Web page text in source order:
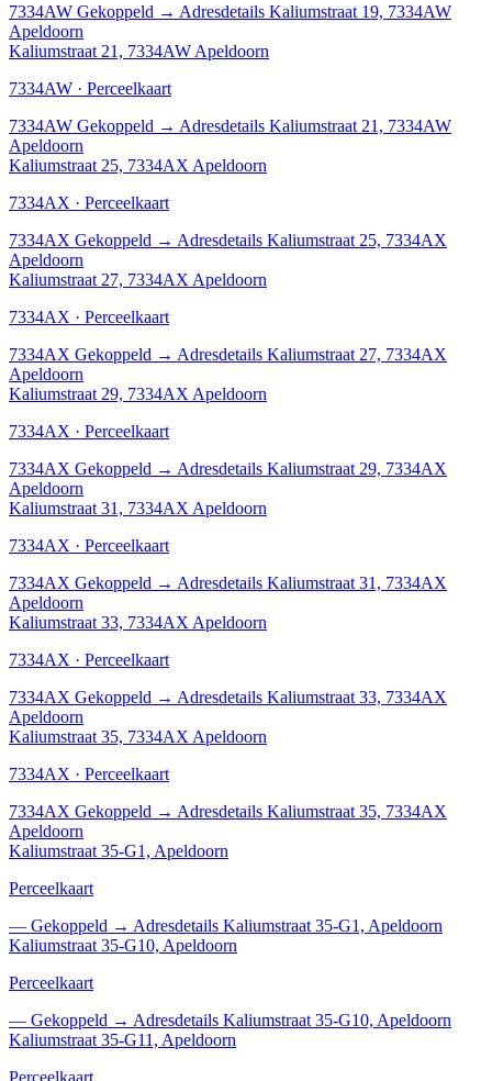
7334AW Gekoppeld → Adresdetails Kaliumstraat 19, 7334AW
Apeldoorn
Kaliumstraat 21, 7334AW Apeldoorn
7334AW · Perceelkaart
7334AW Gekoppeld → Adresdetails Kaliumstraat 21, 7334AW
Apeldoorn
Kaliumstraat 25, 7334AX Apeldoorn
7334AX · Perceelkaart
7334AX Gekoppeld → Adresdetails Kaliumstraat 25, 7334AX
Apeldoorn
Kaliumstraat 27, 7334AX Apeldoorn
7334AX · Perceelkaart
7334AX Gekoppeld → Adresdetails Kaliumstraat 27, 7334AX
Apeldoorn
Kaliumstraat 29, 7334AX Apeldoorn
7334AX · Perceelkaart
7334AX Gekoppeld → Adresdetails Kaliumstraat 29, 7334AX
Apeldoorn
Kaliumstraat 31, 7334AX Apeldoorn
7334AX · Perceelkaart
7334AX Gekoppeld → Adresdetails Kaliumstraat 31, 7334AX
Apeldoorn
Kaliumstraat 33, 7334AX Apeldoorn
7334AX · Perceelkaart
7334AX Gekoppeld → Adresdetails Kaliumstraat 33, 7334AX
Apeldoorn
Kaliumstraat 35, 7334AX Apeldoorn
7334AX · Perceelkaart
7334AX Gekoppeld → Adresdetails Kaliumstraat 35, 7334AX
Apeldoorn
Kaliumstraat 35-G1, Apeldoorn
Perceelkaart
— Gekoppeld → Adresdetails Kaliumstraat 35-G1, Apeldoorn
Kaliumstraat 35-G10, Apeldoorn
Perceelkaart
— Gekoppeld → Adresdetails Kaliumstraat 35-G10, Apeldoorn
Kaliumstraat 35-G11, Apeldoorn
Perceelkaart